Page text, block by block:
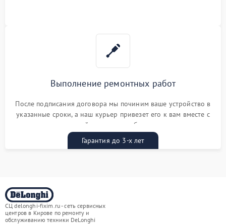
Выполнение ремонтных работ
После подписания договора мы починим ваше устройство в
указанные сроки, а наш курьер привезет его к вам вместе с
гарантийным талоном бесплатно
Гарантия до 3-х лет
СЦ delonghi-fixim.ru - сеть сервисных
центров в Кирове по ремонту и
обслуживанию техники DeLonghi